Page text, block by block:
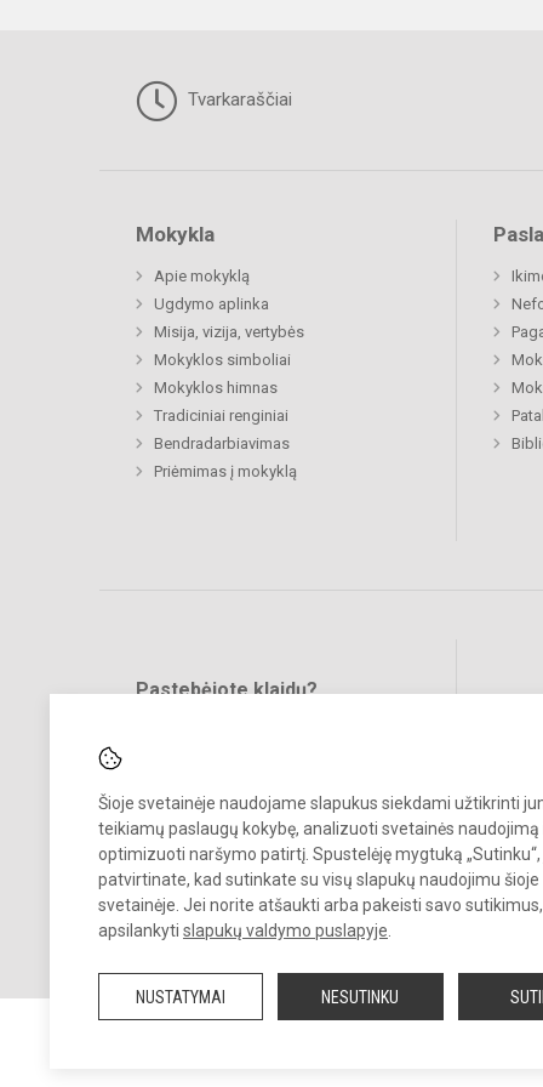
Šioje svetainėje naudojame slapukus siekdami užtikrinti
teikiamų paslaugų kokybę, analizuoti svetainės naudojimą
optimizuoti naršymo patirtį. Spustelėję mygtuką „Sutinku“,
patvirtinate, kad sutinkate su visų slapukų naudojimu šioje
svetainėje. Jei norite atšaukti arba pakeisti savo
apsilankyti slapukų valdymo puslapyje
NUSTATYMAI NESUTINKU
Tvarkaraščiai
Mokykla
Apie mokyklą
Ugdymo aplinka
Misija, vizija, vertybės
Mokyklos simboliai
Mokyklos himnas
Tradiciniai renginiai
Bendradarbiavimas
Priėmimas į mokyklą
Pastebėjote klaidų?
© 2023. Šakių „Varpo“ mokykla. Visos teisės saugomos.
Kopijuoti turinį be raštiško mokyklos sutikimo griežtai draudžiama.